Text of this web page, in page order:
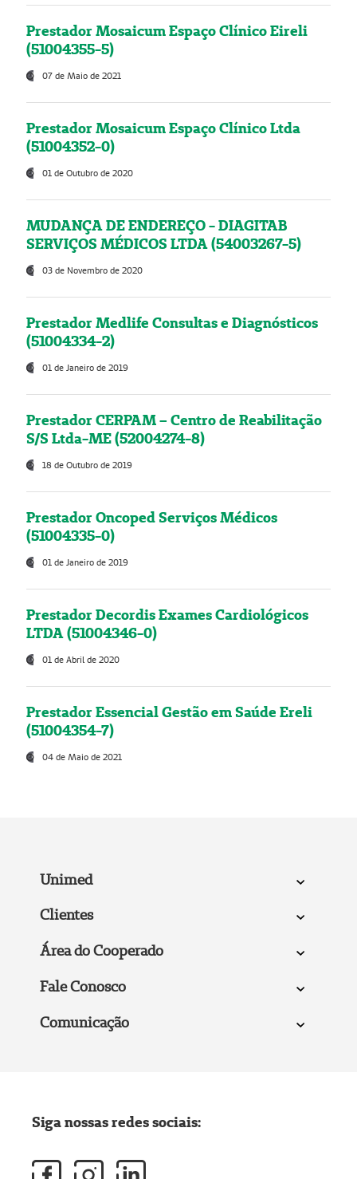
Prestador Mosaicum Espaço Clínico Eireli
(51004355-5)
07 de Maio de 2021
Prestador Mosaicum Espaço Clínico Ltda
(51004352-0)
01 de Outubro de 2020
MUDANÇA DE ENDEREÇO - DIAGITAB
SERVIÇOS MÉDICOS LTDA (54003267-5)
03 de Novembro de 2020
Prestador Medlife Consultas e Diagnósticos
(51004334-2)
01 de Janeiro de 2019
Prestador CERPAM – Centro de Reabilitação
S/S Ltda-ME (52004274-8)
18 de Outubro de 2019
Prestador Oncoped Serviços Médicos
(51004335-0)
01 de Janeiro de 2019
Prestador Decordis Exames Cardiológicos
LTDA (51004346-0)
01 de Abril de 2020
Prestador Essencial Gestão em Saúde Ereli
(51004354-7)
04 de Maio de 2021
Unimed
Clientes
Área do Cooperado
Fale Conosco
Comunicação
Siga nossas redes sociais: